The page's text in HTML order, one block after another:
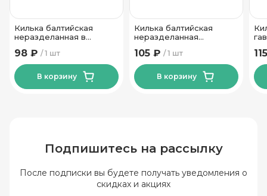
Килька балтийская
неразделанная в
Родину 240 гр
1 шт
98 ₽
В корзину
Килька балтийская
неразделанная
обжареная в томатном
соусе ТМ За Родину 240
гр
1 шт
105 ₽
В корзину
Подпишитесь на рассылку
После подписки вы будете получать уведомления о
скидках и акциях